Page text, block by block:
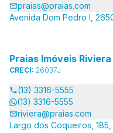
praias@praias.com
Avenida Dom Pedro I,
Praias Imóveis Riviera
CRECI: 26037J
(13) 3316-5555
(13) 3316-5555
riviera@praias.com
Largo dos Coqueiros,